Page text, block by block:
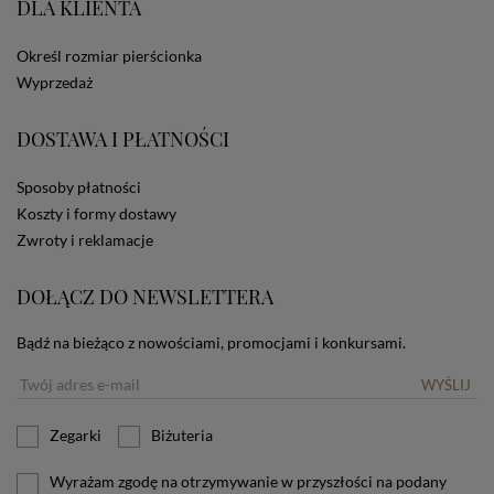
ze Sklepu bez zmiany ustawień w przeglądarce
zamieszczane w urządzeniu końcowym każdego
użytkownika. Jeżeli użytkownik nie wyraża zgody na
informacji o plikach cookies.
DLA KLIENTA
Określ rozmiar pierścionka
Wyprzedaż
DOSTAWA I PŁATNOŚCI
Sposoby płatności
Koszty i formy dostawy
Zwroty i reklamacje
DOŁĄCZ DO NEWSLETTERA
Bądź na bieżąco z nowościami, promocjami i konkursami.
WYŚLIJ
Zegarki Biżuteria
Wyrażam zgodę na otrzymywanie w przyszłości na podany